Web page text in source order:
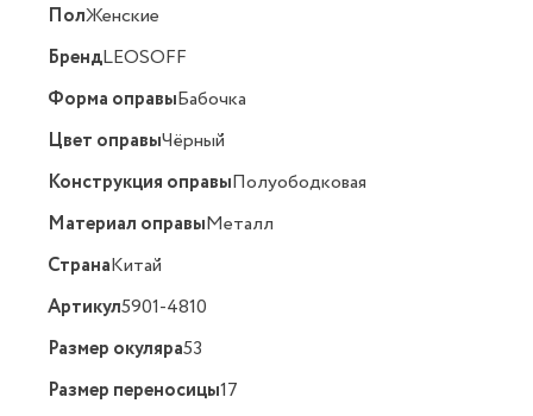
ПолЖенские
БрендLEOSOFF
Форма оправыБабочка
Цвет оправыЧёрный
Конструкция оправыПолуободковая
Материал оправыМеталл
СтранаКитай
Артикул5901-4810
Размер окуляра53
Размер переносицы17